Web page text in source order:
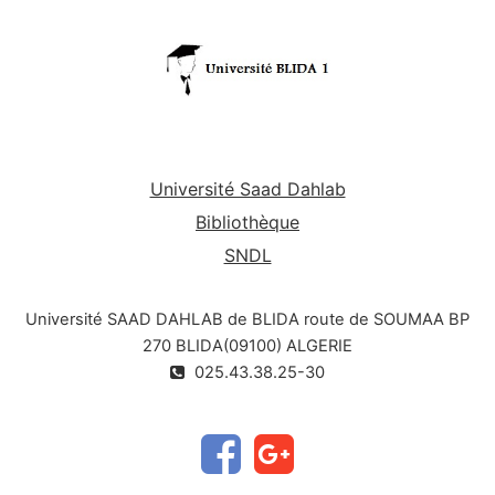
Université Saad Dahlab
Bibliothèque
SNDL
Université SAAD DAHLAB de BLIDA route de SOUMAA BP
270 BLIDA(09100) ALGERIE
025.43.38.25-30